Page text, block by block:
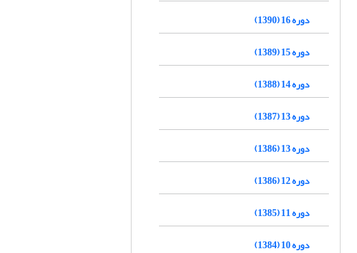
دوره 16 (1390)
دوره 15 (1389)
دوره 14 (1388)
دوره 13 (1387)
دوره 13 (1386)
دوره 12 (1386)
دوره 11 (1385)
دوره 10 (1384)